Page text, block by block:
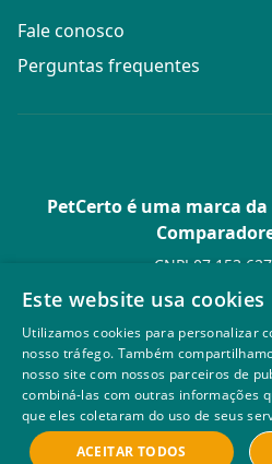
Fale conosco
Perguntas frequentes
PetCerto é uma marca
CNPJ
Av. Paulista, 1.636 Conj. 4
SP
© PetCerto - Todos os
Este website usa cookies
Utilizamos cookies para personalizar
nosso tráfego. Também
nosso site com nossos parceiros de
combiná-las com outras informações
que eles coletaram do uso de seus
ACEITAR TODOS